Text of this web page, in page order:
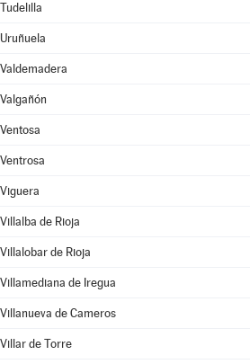
Tudelilla
Uruñuela
Valdemadera
Valgañón
Ventosa
Ventrosa
Viguera
Villalba de Rioja
Villalobar de Rioja
Villamediana de Iregua
Villanueva de Cameros
Villar de Torre